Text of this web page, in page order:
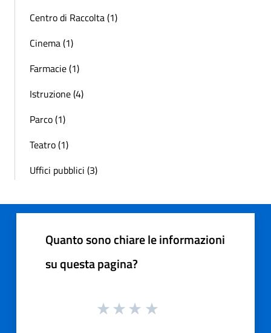
Centro di Raccolta (1)
Cinema (1)
Farmacie (1)
Istruzione (4)
Parco (1)
Teatro (1)
Uffici pubblici (3)
Quanto sono chiare le informazioni
su questa pagina?